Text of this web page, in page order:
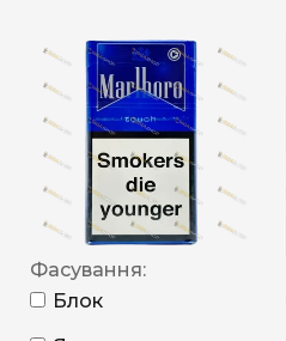
Фасування:
Блок